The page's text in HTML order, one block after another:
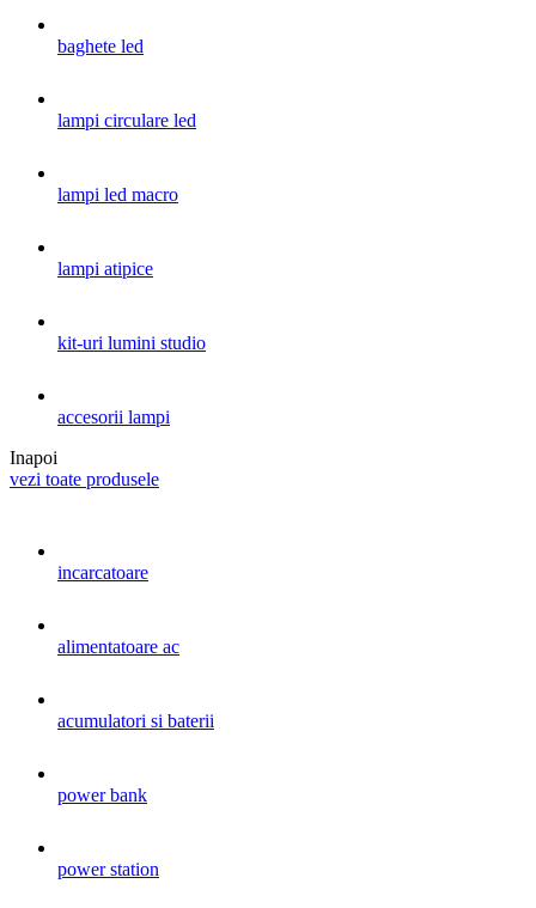
baghete led
lampi circulare led
lampi led macro
lampi atipice
kit-uri lumini studio
accesorii lampi
Inapoi
vezi toate produsele
incarcatoare
alimentatoare ac
acumulatori si baterii
power bank
power station